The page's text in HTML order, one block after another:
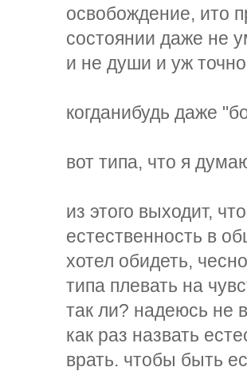
освобождение, ито
состоянии даже не
и не души и уж точно
когданибудь даже
вот типа, что я
из этого выходит,
естественность в
хотел обидеть,
типа плевать на
так ли? надеюсь не
как раз назвать
врать. чтобы быть